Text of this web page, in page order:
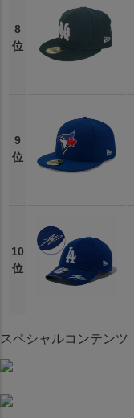
8
位
9
位
10
位
スペシャルコンテンツ